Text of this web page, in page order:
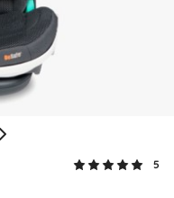
5
med meshstoffet
😊 Så
med stolen, og at
for barna!